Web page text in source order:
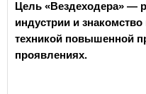
Цель «Вездеходера» —
индустрии и
техникой повышенной
проявлениях.